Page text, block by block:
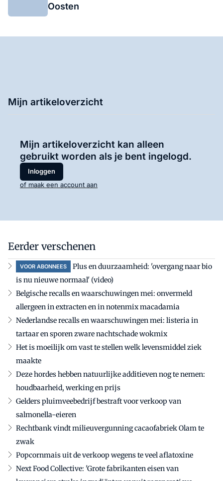
Oosten
Mijn artikeloverzicht
Mijn artikeloverzicht kan alleen
gebruikt worden als je bent ingelogd.
Inloggen
of maak een account aan
Eerder verschenen
VOOR ABONNEES
Plus en duurzaamheid: 'overgang naar bio
is nu nieuwe normaal' (video)
Belgische recalls en waarschuwingen mei: onvermeld
allergeen in extracten en in notenmix macadamia
Nederlandse recalls en waarschuwingen mei: listeria in
tartaar en sporen zware nachtschade wokmix
Het is moeilijk om vast te stellen welk levensmiddel ziek
maakte
Deze hordes hebben natuurlijke additieven nog te nemen:
houdbaarheid, werking en prijs
Gelders pluimveebedrijf bestraft voor verkoop van
salmonella-eieren
Rechtbank vindt milieuvergunning cacaofabriek Olam te
zwak
Popcornmais uit de verkoop wegens te veel aflatoxine
Next Food Collective: 'Grote fabrikanten eisen van